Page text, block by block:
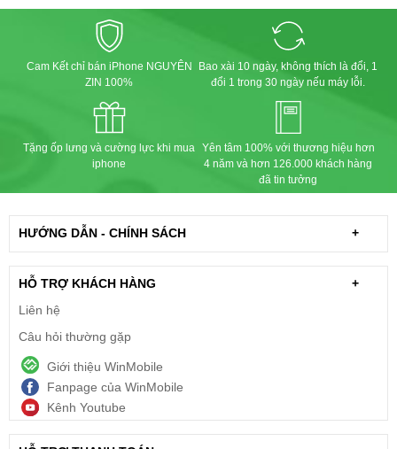
Cam Kết chỉ bán iPhone NGUYÊN
ZIN 100%
Bao xài 10 ngày, không thích là đổi, 1
đổi 1 trong 30 ngày nếu máy lỗi.
Tặng ốp lưng và cường lực khi mua
iphone
Yên tâm 100% với thương hiệu hơn
4 năm và hơn 126.000 khách hàng
đã tin tưởng
HƯỚNG DẪN - CHÍNH SÁCH +
HỖ TRỢ KHÁCH HÀNG
+
Liên hệ
Câu hỏi thường gặp
Giới thiệu WinMobile
Fanpage của WinMobile
Kênh Youtube